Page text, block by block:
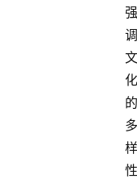
强
调
文
化
的
多
样
性